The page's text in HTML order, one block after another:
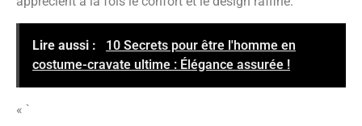
Lire aussi :
10 Secrets pour être l'homme en
costume-cravate ultime : Élégance assurée !
« `